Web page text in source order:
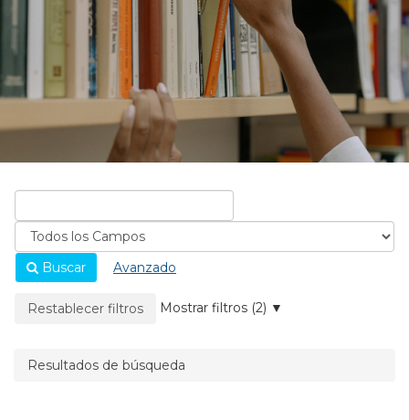
Buscar
Avanzado
La página se recargará cuando se elimine un filtro.
Restablecer filtros Mostrar filtros (2)
Resultados de búsqueda